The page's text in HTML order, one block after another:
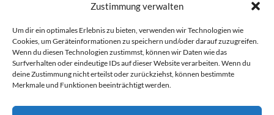
Zustimmung verwalten
Um dir ein optimales Erlebnis zu bieten, verwenden wir Technologien wie
Cookies, um Geräteinformationen zu speichern und/oder darauf zuzugreifen.
Wenn du diesen Technologien zustimmst, können wir Daten wie das
Surfverhalten oder eindeutige IDs auf dieser Website verarbeiten. Wenn du
deine Zustimmung nicht erteilst oder zurückziehst, können bestimmte
Merkmale und Funktionen beeinträchtigt werden.
OFFIZIELLES
Impressum